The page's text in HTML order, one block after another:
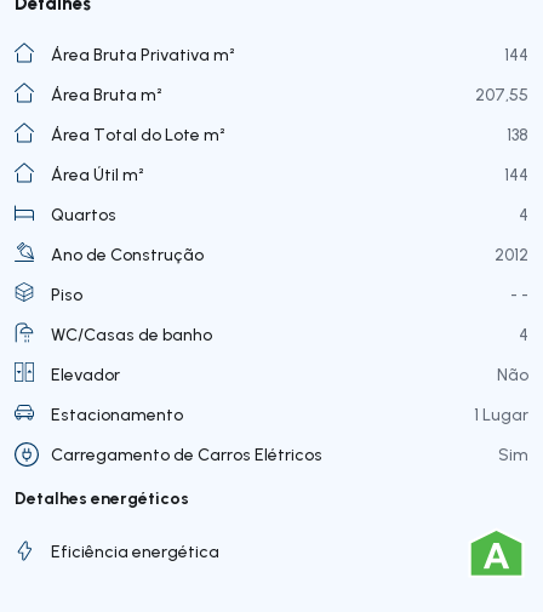
Área Bruta Privativa m²
144
Área Bruta m²
207,55
Área Total do Lote m²
138
Área Útil m²
144
Quartos
4
Ano de Construção
2012
Piso
- -
WC/Casas de banho
4
Elevador
Não
Estacionamento
1 Lugar
Carregamento de Carros Elétricos
Sim
Detalhes energéticos
Eficiência energética